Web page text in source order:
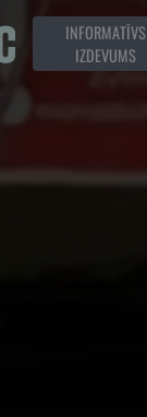
INFORMATĪVS
IZDEVUMS